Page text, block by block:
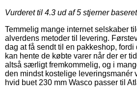
Vurderet til 4.3 ud af 5 stjerner
Temmelig mange internet selskaber
alverdens metoder til levering.
dag at få sendt til en pakkeshop,
kan hente de købte varer når der er
altså særligt fremkommelig, og i
den mindst kostelige leveringsmanér
hvid buet 230 mm Wasco passer til